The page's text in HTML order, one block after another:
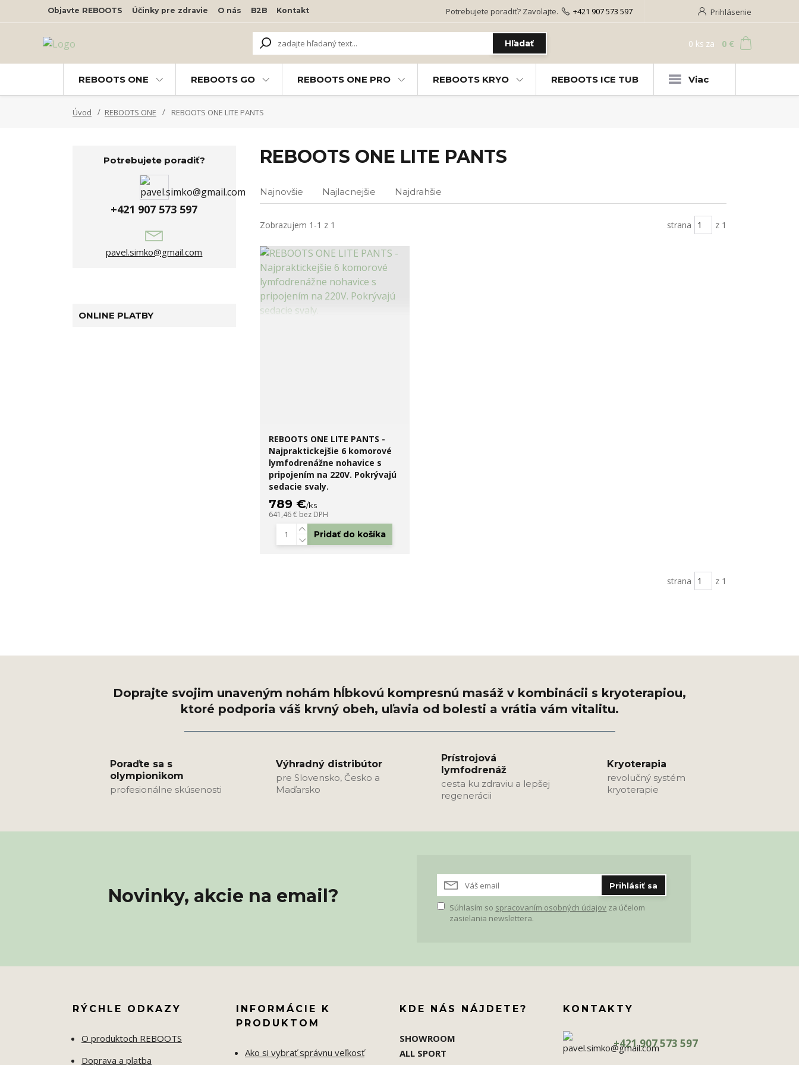
Objavte REBOOTS Účinky pre zdravie O nás B2B Kontakt Prihlásenie
Hľadať
Potrebujete poradiť? Zavolajte. +421 907 573 597
0 ks za 0 €
REBOOTS ONE REBOOTS GO REBOOTS ONE PRO REBOOTS KRYO REBOOTS ICE TUB Viac
Úvod REBOOTS ONE REBOOTS ONE LITE PANTS
REBOOTS ONE LITE PANTS
Najnovšie Najlacnejšie Najdrahšie
Zobrazujem 1-1 z 1 strana z 1
REBOOTS ONE LITE PANTS -
Najpraktickejšie 6 komorové
lymfodrenážne nohavice s
pripojením na 220V. Pokrývajú
sedacie svaly.
789 €/ks
641,46 € bez DPH
Pridať do košíka
strana z 1
Potrebujete poradiť?
+421 907 573 597
pavel.simko@gmail.com
ONLINE PLATBY
Poraďte sa s
olympionikom
profesionálne skúsenosti
Výhradný distribútor
pre Slovensko, Česko a
Maďarsko
Prístrojová
lymfodrenáž
cesta ku zdraviu a lepšej
regenerácii
Kryoterapia
revolučný systém
kryoterapie
Novinky, akcie na email? Prihlásiť sa
Súhlasím so spracovaním osobných údajov za účelom
zasielania newslettera.
RÝCHLE ODKAZY
O produktoch REBOOTS
Doprava a platba
INFORMÁCIE K
PRODUKTOM
Ako si vybrať správnu veľkosť
KDE NÁS NÁJDETE?
SHOWROOM
ALL SPORT
KONTAKTY
+421 907 573 597